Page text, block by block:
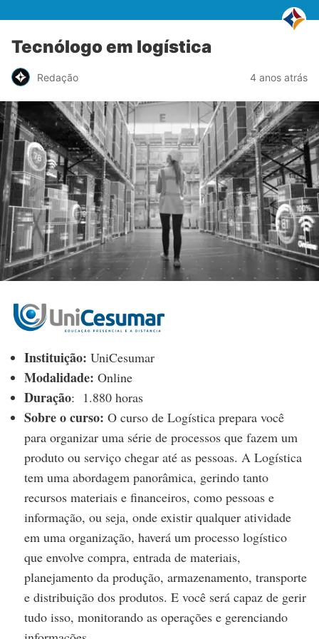
Tecnólogo em logística
Redação 4 anos atrás
Instituição: UniCesumar
Modalidade: Online
Duração: 1.880 horas
Sobre o curso: O curso de Logística prepara você
para organizar uma série de processos que fazem um
produto ou serviço chegar até as pessoas. A Logística
tem uma abordagem panorâmica, gerindo tanto
recursos materiais e financeiros, como pessoas e
informação, ou seja, onde existir qualquer atividade
em uma organização, haverá um processo logístico
que envolve compra, entrada de materiais,
planejamento da produção, armazenamento, transporte
e distribuição dos produtos. E você será capaz de gerir
tudo isso, monitorando as operações e gerenciando